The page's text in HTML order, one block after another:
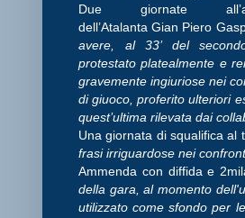
Due giornate
dell’Atalanta Gian Piero
avere, al 33’ del
protestato platealmente e
gravemente ingiuriose nei
di giuoco, proferito ulteriori
quest’ultima rilevata dai
Una giornata di squalifica al
frasi irriguardose nei
Ammenda con diffida e
della gara, al momento
utilizzato come sfondo per